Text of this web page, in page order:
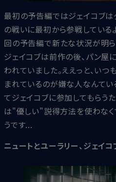
最初の予告編ではジェイコブは
の戦いに最初から参戦している
回の予告編で新たな状況が明ら
ジェイコブは前作の後、パン屋
われていました。ええっと、い
まれているのが嫌な人なんてい
てジェイコブに参加してもらう
は"優しい"説得方法を使わなく
うです...
ニュートとユーラリー、ジェイ